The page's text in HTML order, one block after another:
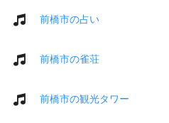
前橋市の占い
前橋市の雀荘
前橋市の観光タワー